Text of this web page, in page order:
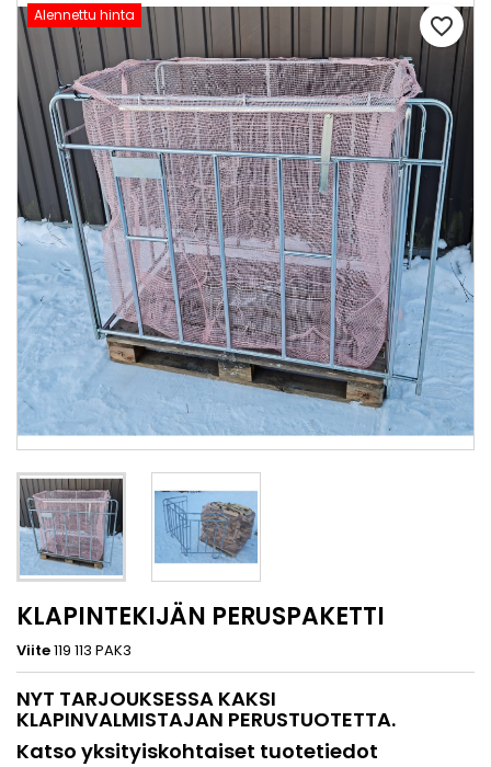
favorite_border
Alennettu hinta
KLAPINTEKIJÄN PERUSPAKETTI
Viite119 113 PAK3
NYT TARJOUKSESSA KAKSI
KLAPINVALMISTAJAN PERUSTUOTETTA.
Katso yksityiskohtaiset tuotetiedot